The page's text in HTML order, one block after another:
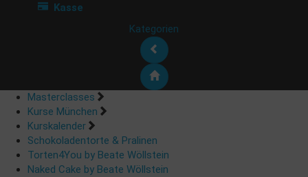
Kasse
Kategorien
Masterclasses
Kurse München
Kurskalender
Schokoladentorte & Pralinen
Torten4You by Beate Wöllstein
Naked Cake by Beate Wöllstein